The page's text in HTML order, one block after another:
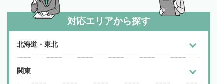
対応エリアから探す
北海道・東北
関東